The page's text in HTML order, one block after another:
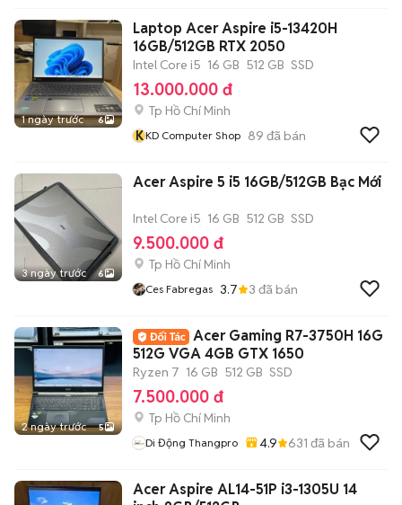
1 ngày trước 6
Laptop Acer Aspire i5-13420H
16GB/512GB RTX 2050
Intel Core i5 16 GB 512 GB SSD
13.000.000 đ
Tp Hồ Chí Minh
KKD Computer Shop 89 đã bán
3 ngày trước 6
Acer Aspire 5 i5 16GB/512GB Bạc Mới
Intel Core i5 16 GB 512 GB SSD
9.500.000 đ
Tp Hồ Chí Minh
Ces Fabregas 3.7 3 đã bán
2 ngày trước 5
Acer Gaming R7-3750H 16G
512G VGA 4GB GTX 1650
Ryzen 7 16 GB 512 GB SSD
7.500.000 đ
Tp Hồ Chí Minh
Di Động Thangpro 4.9 631 đã bán
Acer Aspire AL14-51P i3-1305U 14